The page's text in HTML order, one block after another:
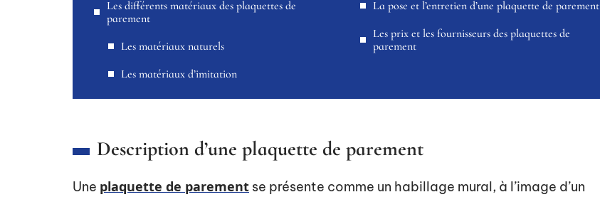
Les différents matériaux des plaquettes de
parement
Les matériaux naturels
Les matériaux d’imitation
La pose et l’entretien d’une plaquette de parement
Les prix et les fournisseurs des plaquettes de
parement
Description d’une plaquette de parement
Une plaquette de parement se présente comme un habillage mural, à l’image d’un